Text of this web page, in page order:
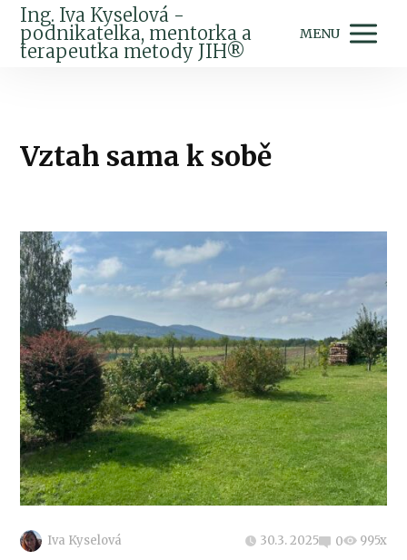
Ing. Iva Kyselová -
podnikatelka, mentorka a
terapeutka metody JIH®
MENU
Vztah sama k sobě
Iva Kyselová 30.3. 2025 0 995x